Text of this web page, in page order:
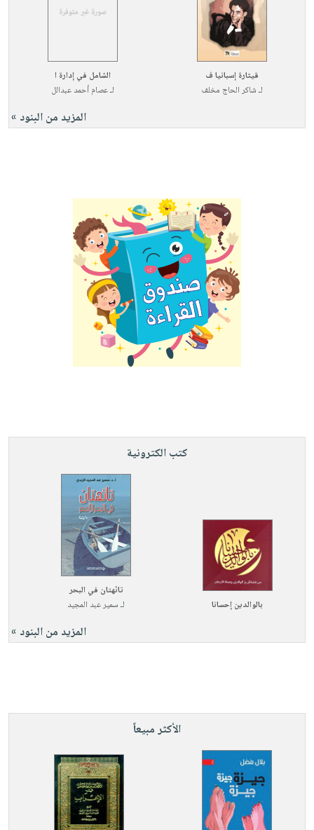
قيثارة إسبانيا ف
لـشاكر الحاج مخلف
الشامل في إدارة ا
لـعصام أحمد عبدالل
المزيد من البنود »
كتب الكترونية
بالوالدين إحسانا
تائهتان في البحر
لـسمير عبد المجيد
المزيد من البنود »
الأكثر مبيعاً